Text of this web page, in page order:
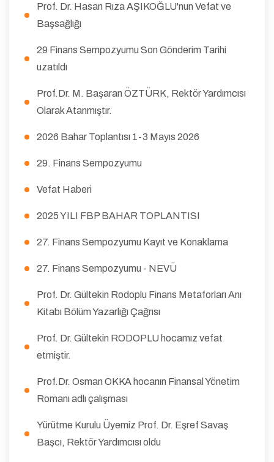
Prof. Dr. Hasan Rıza AŞIKOĞLU'nun Vefat ve
Başsağlığı
29 Finans Sempozyumu Son Gönderim Tarihi
uzatıldı
Prof.Dr. M. Başaran ÖZTÜRK, Rektör Yardımcısı
Olarak Atanmıştır.
2026 Bahar Toplantısı 1-3 Mayıs 2026
29. Finans Sempozyumu
Vefat Haberi
2025 YILI FBP BAHAR TOPLANTISI
27. Finans Sempozyumu Kayıt ve Konaklama
27. Finans Sempozyumu - NEVÜ
Prof. Dr. Gültekin Rodoplu Finans Metaforları Anı
Kitabı Bölüm Yazarlığı Çağrısı
Prof. Dr. Gültekin RODOPLU hocamız vefat
etmiştir.
Prof.Dr. Osman OKKA hocanın Finansal Yönetim
Romanı adlı çalışması
Yürütme Kurulu Üyemiz Prof. Dr. Eşref Savaş
Başcı, Rektör Yardımcısı oldu